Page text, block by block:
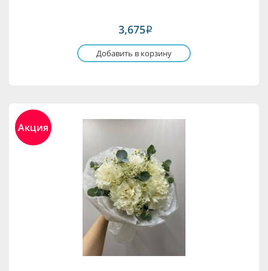
3,675i
Добавить в корзину
Акция